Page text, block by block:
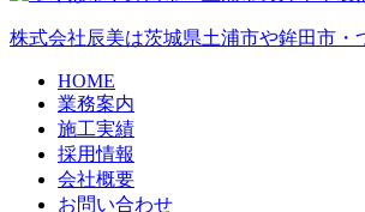
株式会社辰美は茨城県土浦市や鉾田市・
HOME
業務案内
施工実績
採用情報
会社概要
お問い合わせ